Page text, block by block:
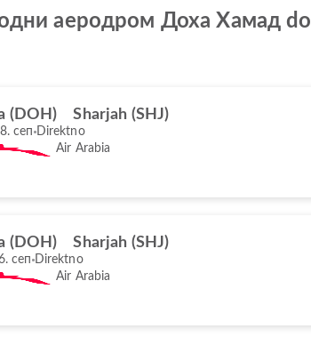
аеродром Доха Хамад do
(DOH) Sharjah (SHJ)
сеп Direktno
Air Arabia
(DOH) Sharjah (SHJ)
сеп Direktno
Air Arabia